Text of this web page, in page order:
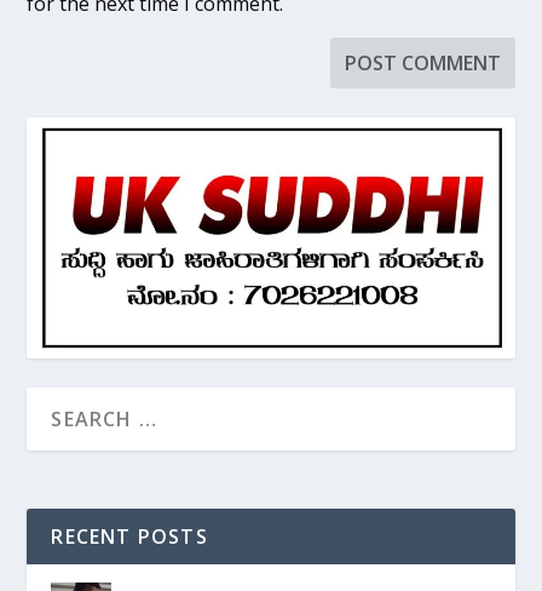
RECENT POSTS